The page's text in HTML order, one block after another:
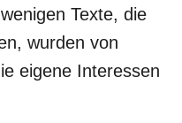
Texte, die
wurden von
eigene Interessen